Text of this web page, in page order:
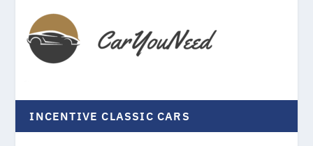
INCENTIVE CLASSIC CARS